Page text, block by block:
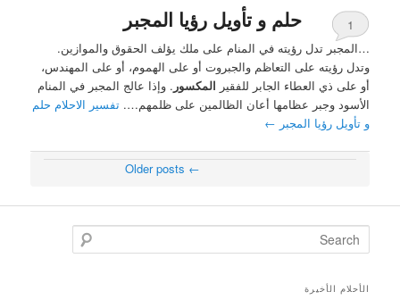
حلم و تأويل رؤيا المجبر
1
…المجبر تدل رؤيته في المنام على ملك يؤلف الحقوق والموازين.
وتدل رؤيته على التعاظم والجبروت أو على الهموم، أو على المهندس،
أو على ذي العطاء الجابر للفقير المكسور . وإذا عالج المجبر في المنام
الأسود وجبر عظامها أعان الظالمين على ظلمهم….تفسير الاحلام حلم
و تأويل رؤيا المجبر ←
←
Search
الأحلام الأخيرة